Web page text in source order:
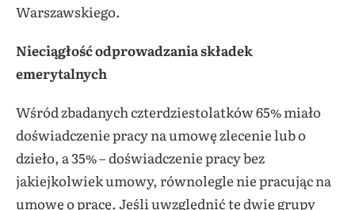
Warszawskiego.
Nieciągłość odprowadzania składek
emerytalnych
Wśród zbadanych czterdziestolatków 65% miało
doświadczenie pracy na umowę zlecenie lub o
dzieło, a 35% – doświadczenie pracy bez
jakiejkolwiek umowy, równolegle nie pracując na
umowę o pracę. Jeśli uwzględnić te dwie grupy